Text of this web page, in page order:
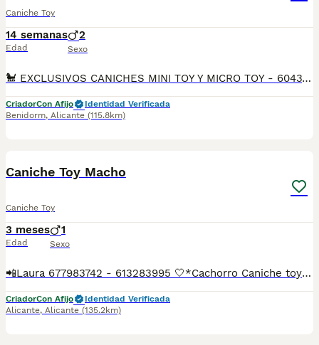
Caniche Toy
14 semanas
Edad
2
Sexo
​🐩 EXCLUSIVOS CANICHES MINI TOY Y MICRO TOY - 604370339 🐩 ​Descubre la máxima expresión de la belleza en la raza con nuestras espectaculares camadas de Caniche Toy con alta genética asiática (Línea Coreana / Teddy Bear) al 50% y 75%. ​Tabien caniches europeos .Estos cachorros cuentan con la morfología asiática más cotizada del mundo: morros extremadamente chatos, ojos enormes y redondos, patitas súper cortas y cuerpos ultracompactos que mantienen el tamaño de cachorro durante toda su vida. ​🇨🇳🇰🇷 GENÉTICA EXCLUSIVA SELECCIONADA: ​Línea 50% y 75% Asiática: Morfología "tipo peluche" garantizada con fisonomía de oso. ​Colores Premium: Rojo Intenso (Red) y Apricot (Albaricoque) limpios y brillantes. ​Calidad de pelo: Rizo perfecto, denso y algodonoso. Raza 100% hipoalergénica ​Origen: Cría 100% nacional y responsable en ambiente familiar. ​📋 SALUD Y DOCUMENTACIÓN DE PRIMERA: ​Cartilla oficial sanitaria de veterinario colegiado en España. ​Vacunación completa acorde a su edad y microchip obligatorio implantado. ​Desparasitados rigurosamente de forma interna y externa. ​Garantías por escrito: Contrato legal con garantías víricas y genéticas/hereditarias. ​Son cachorros criados con un temperamento alegre, extremadamente inteligentes, limpios y muy equilibrados. ​📲 TRANSPARENCIA Y SERIEDAD ABSOLUTA. No te dejes engañar con fotos falsas. Te enviamos vídeos actuales y reales por WhatsApp de los cachorros disponibles y de los padres. Posibilidad de venir a verlos en mano o envío a toda España mediante transporte especializado autorizado. ¡Contáctanos ya! ​Palabras clave para el buscador caniche asiatico, caniche coreano, caniche teddy bear, caniche rojo, caniche toy red, caniche apricot, caniche nacional, comprar caniche toy, caniche micro toy, caniche toy miniatura. Benidorm,Alicante,Valencia,Elche,Altea,Calpe,morirá,ondara,,torrevieja ,Denia,Gandía ,Castellón,Murcia,madrid ,barcelona ,ibiza ,Mallorca ,Almería.
CriadorCon Afijo
Identidad Verificada
Benidorm, Alicante (115.8km)
Caniche Toy Macho
Caniche Toy
3 meses
Edad
1
Sexo
📲Laura 677983742 - 613283995 🤍*Cachorro Caniche toy macho*🤍 ¿Buscas un nuevo compañero para tu hogar? ❤️ Tenemos preciosos cachorros listos para encontrar una familia responsable. ✅ Vacunados ✅ Desparasitados ✅ Cartilla sanitaria ✅ Garantías incluidas ✅ Máxima atención y cuidado Se hacen envíos a toda España: Andalucía: Almería, Cádiz, Córdoba, Granada, Huelva, Jaén, Málaga, Sevilla.Aragón: Huesca, Teruel, Zaragoza.Asturias: Oviedo.Baleares: Palma.Canarias: Las Palmas de Gran Canaria, Santa Cruz de Tenerife.Cantabria: Santander.Castilla-La Mancha: Albacete, Ciudad Real, Cuenca, Guadalajara, Toledo.Castilla y León: Ávila, Burgos, León, Palencia, Salamanca, Segovia, Soria, Valladolid, Zamora.Cataluña: Barcelona, Gerona (Girona), Lérida (Lleida), Tarragona.Comunidad Valenciana: Alicante, Castellón de la Plana, Valencia.Extremadura: Badajoz, Cáceres.Galicia: La Coruña (A Coruña), Lugo, Orense (Ourense), Pontevedra.La Rioja: Logroño.Madrid: Madrid.Murcia: Murcia.Navarra: Pamplona.País Vasco: Bilbao (Vizcaya), San Sebastián (Guipúzcoa), Vitoria (Álava). 🐾 Cachorros sanos, sociables y criados con mucho cariño. 📲 ¡Pregunta sin compromiso por disponibilidad, fotos y precios por mensaje privado!
CriadorCon Afijo
Identidad Verificada
Alicante, Alicante (135.2km)